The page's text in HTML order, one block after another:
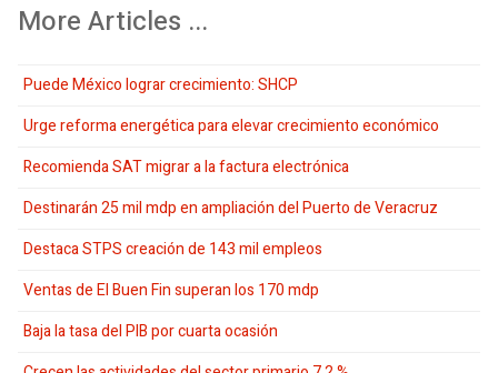
More Articles ...
Puede México lograr crecimiento: SHCP
Urge reforma energética para elevar crecimiento económico
Recomienda SAT migrar a la factura electrónica
Destinarán 25 mil mdp en ampliación del Puerto de Veracruz
Destaca STPS creación de 143 mil empleos
Ventas de El Buen Fin superan los 170 mdp
Baja la tasa del PIB por cuarta ocasión